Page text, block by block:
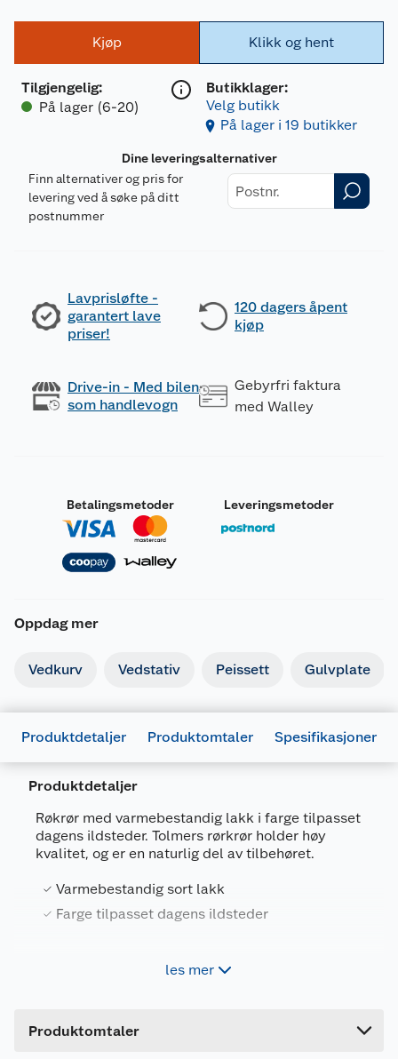
Kjøp
Tilgjengelig:
På lager (6-20)
Klikk og hent
Butikklager:
Velg butikk
På lager i 19 butikker
Dine leveringsalternativer
Finn alternativer og pris for
levering ved å søke på ditt
postnummer
Lavprisløfte -
garantert lave
priser!
120 dagers åpent
kjøp
Drive-in - Med bilen
som handlevogn
Gebyrfri faktura
med Walley
Betalingsmetoder Leveringsmetoder
Oppdag mer
Vedkurv Vedstativ Peissett Gulvplate
Produktdetaljer Produktomtaler Spesifikasjoner
Produktdetaljer
Røkrør med varmebestandig lakk i farge tilpasset
dagens ildsteder. Tolmers rørkrør holder høy
kvalitet, og er en naturlig del av tilbehøret.
Varmebestandig sort lakk
Farge tilpasset dagens ildsteder
Røkrør med varmebestandig lakk i farge tilpasset
les mer
Produktomtaler
Artikkelnummer
7057480190298
Leverandørens artikkelnummer
Størrelse
Farge
Lengde